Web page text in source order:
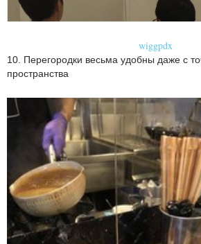
wiggpdx
10. Перегородки весьма удобны даже с
пространства